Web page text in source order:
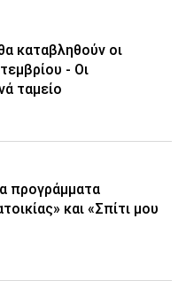
καταβληθούν οι
- Οι
ταμείο
προγράμματα
και «Σπίτι μου